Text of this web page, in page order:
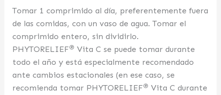
Tomar 1 comprimido al día, preferentemente fuera
de las comidas, con un vaso de agua. Tomar el
comprimido entero, sin dividirlo.
PHYTORELIEF® Vita C se puede tomar durante
todo el año y está especialmente recomendado
ante cambios estacionales (en ese caso, se
recomienda tomar PHYTORELIEF® Vita C durante